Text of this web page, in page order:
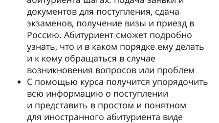
документов для поступления, сдача
экзаменов, получение визы и приезд в
Россию. Абитуриент сможет подробно
узнать, что и в каком порядке ему делать
и к кому обращаться в случае
возникновения вопросов или проблем
С помощью курса получится упорядочить
всю информацию о поступлении
и представить в простом и понятном
для иностранного абитуриента виде